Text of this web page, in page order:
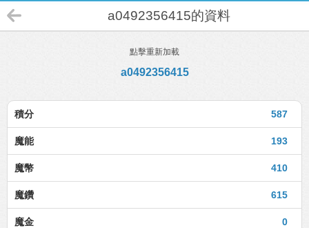
a0492356415的資料
點擊重新加載
a0492356415
587
積分
193
魔能
410
魔幣
615
魔鑽
0
魔金